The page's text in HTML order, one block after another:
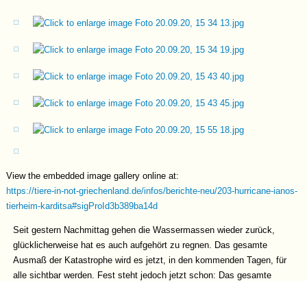
View the embedded image gallery online at:
https://tiere-in-not-griechenland.de/infos/berichte-neu/203-hurricane-ianos-
tierheim-karditsa#sigProId3b389ba14d
Seit gestern Nachmittag gehen die Wassermassen wieder zurück,
glücklicherweise hat es auch aufgehört zu regnen. Das gesamte
Ausmaß der Katastrophe wird es jetzt, in den kommenden Tagen, für
alle sichtbar werden. Fest steht jedoch jetzt schon: Das gesamte